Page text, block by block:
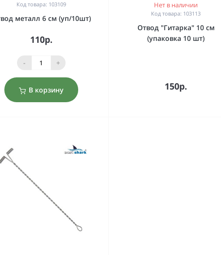
Код товара: 103109
металл 6 см (уп/10шт)
110р.
- +
В корзину
Нет в наличии
Код товара: 103113
Отвод "Гитарка" 10 см
(упаковка 10 шт)
150р.